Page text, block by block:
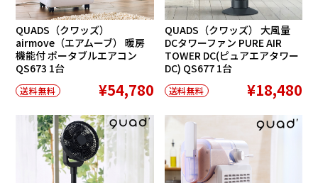
QUADS（クワッズ）
airmove（エアムーブ） 暖房
機能付 ポータブルエアコン
QS673 1台
送料無料 ¥54,780
QUADS（クワッズ） 大風量
DCタワーファン PURE AIR
TOWER DC(ピュアエアタワー
DC) QS677 1台
送料無料 ¥18,480